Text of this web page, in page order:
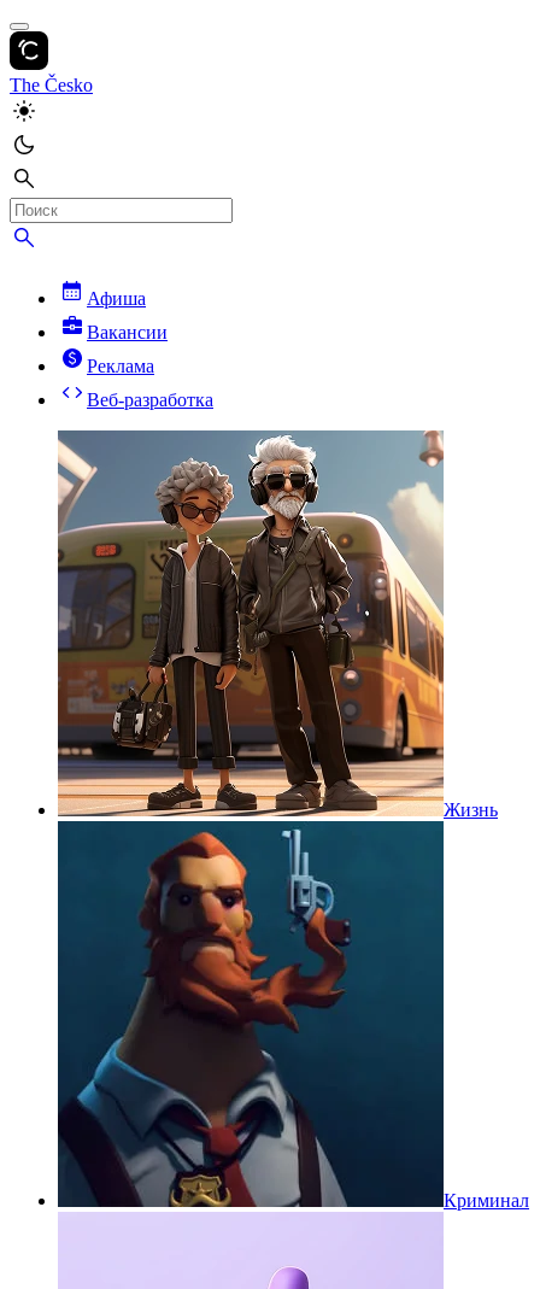
The Česko
Афиша
Вакансии
Реклама
Веб-разработка
Жизнь
Криминал